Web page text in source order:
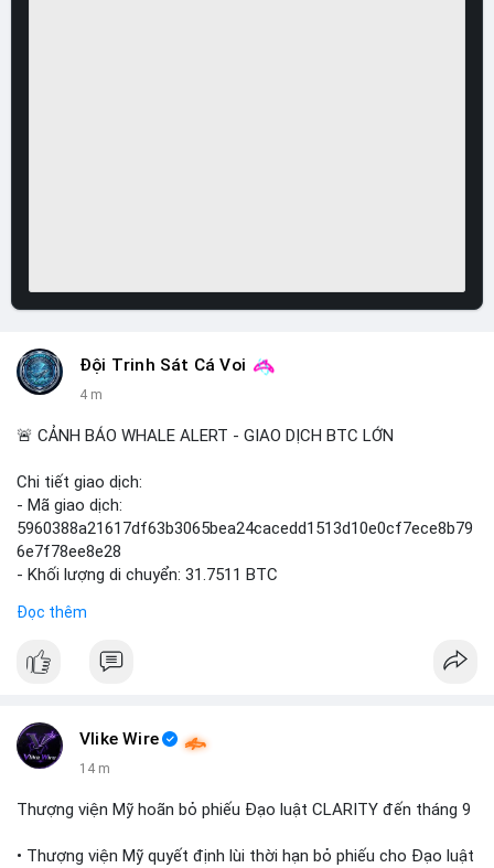
Đội Trinh Sát Cá Voi
4 m
🚨 CẢNH BÁO WHALE ALERT - GIAO DỊCH BTC LỚN
Chi tiết giao dịch:
- Mã giao dịch:
5960388a21617df63b3065bea24cacedd1513d10e0cf7ece8b79
6e7f78ee8e28
- Khối lượng di chuyển: 31.7511 BTC
USD)
Đọc thêm
Vlike Wire
14 m
Thượng viện Mỹ hoãn bỏ phiếu Đạo luật CLARITY đến tháng 9
• Thượng viện Mỹ quyết định lùi thời hạn bỏ phiếu cho Đạo luật